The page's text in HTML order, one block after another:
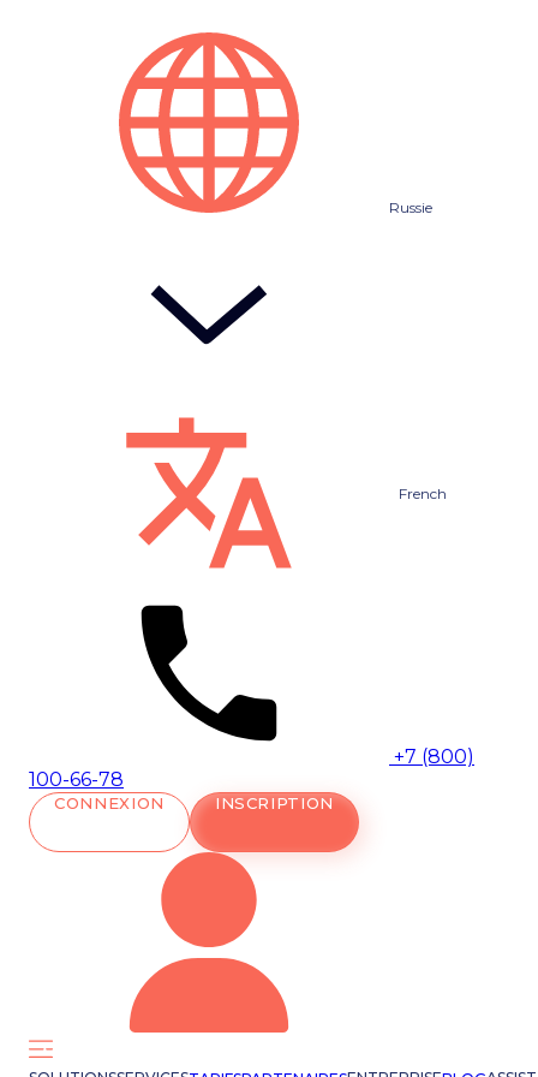
Russie
French
+7 (800)
100-66-78
CONNEXION INSCRIPTION